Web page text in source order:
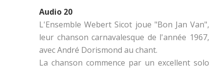
Audio 20
L'Ensemble Webert Sicot joue "Bon Jan Van",
leur chanson carnavalesque de l'année 1967,
avec André Dorismond au chant.
La chanson commence par un excellent solo